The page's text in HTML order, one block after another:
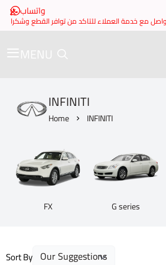
واتساب
MENU
INFINITI
Home INFINITI
FX G series
Sort By